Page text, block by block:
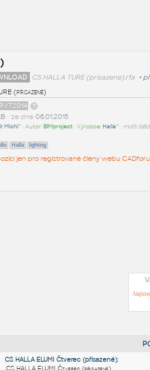
CS HALLA TURE (prisazene).rfa +
(přisazené)
• ze dne 06.01.2015
Michl^ • Autor: BIMproject• Výrobce: Halla^ • md5:
Halla lighting
jen pro registrované členy webu